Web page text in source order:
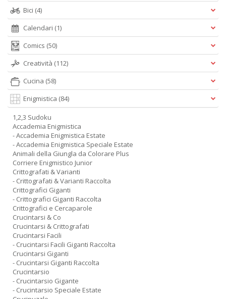
Bici (4)
Calendari (1)
Comics (50)
Creatività (112)
Cucina (58)
Enigmistica (84)
1,2,3 Sudoku
Accademia Enigmistica
- Accademia Enigmistica Estate
- Accademia Enigmistica Speciale Estate
Animali della Giungla da Colorare Plus
Corriere Enigmistico Junior
Crittografati & Varianti
- Crittografati & Varianti Raccolta
Crittografici Giganti
- Crittografici Giganti Raccolta
Crittografici e Cercaparole
Crucintarsi & Co
Crucintarsi & Crittografati
Crucintarsi Facili
- Crucintarsi Facili Giganti Raccolta
Crucintarsi Giganti
- Crucintarsi Giganti Raccolta
Crucintarsio
- Crucintarsio Gigante
- Crucintarsio Speciale Estate